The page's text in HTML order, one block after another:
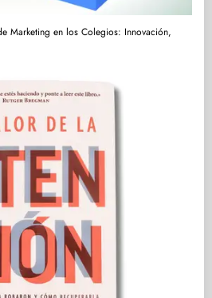
Marketing en los Colegios: Innovación,